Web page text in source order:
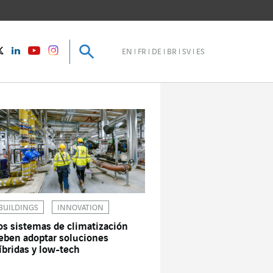
TwitterLinkedInYoutubeinstagram Buscar
EN FR DE BR SV ES
Buscar
INNOVATION
sistemas de climatización
adoptar soluciones
y low-tech